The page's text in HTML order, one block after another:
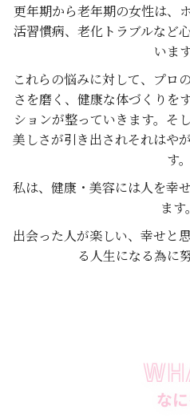
更年期から老年期の女性は、
活習慣病、老化トラブルなど
います
これらの悩みに対して、プロ
さを磨く、健康な体づくりを
ションが整っていきます。そ
美しさが引き出されそれはや
す。
私は、健康・美容には人を幸
ます。
出会った人が楽しい、幸せと
る人生になる為に